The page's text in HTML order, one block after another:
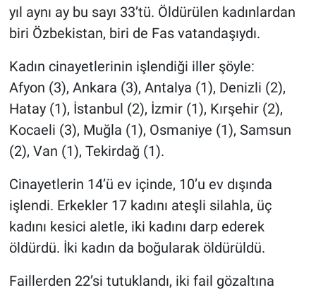
yıl aynı ay bu sayı 33’tü. Öldürülen kadınlardan
biri Özbekistan, biri de Fas vatandaşıydı.
Kadın cinayetlerinin işlendiği iller şöyle:
Afyon (3), Ankara (3), Antalya (1), Denizli (2),
Hatay (1), İstanbul (2), İzmir (1), Kırşehir (2),
Kocaeli (3), Muğla (1), Osmaniye (1), Samsun
(2), Van (1), Tekirdağ (1).
Cinayetlerin 14’ü ev içinde, 10’u ev dışında
işlendi. Erkekler 17 kadını ateşli silahla, üç
kadını kesici aletle, iki kadını darp ederek
öldürdü. İki kadın da boğularak öldürüldü.
Faillerden 22’si tutuklandı, iki fail gözaltına